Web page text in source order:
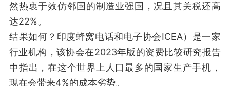
然热衷于效仿邻国的制造业强国，况且其关税还高
达22%。
结果如何？印度蜂窝电话和电子协会ICEA）是一家
行业机构，该协会在2023年版的资费比较研究报告
中指出，在这个世界上人口最多的国家生产手机，
现在会带来4%的成本劣势。